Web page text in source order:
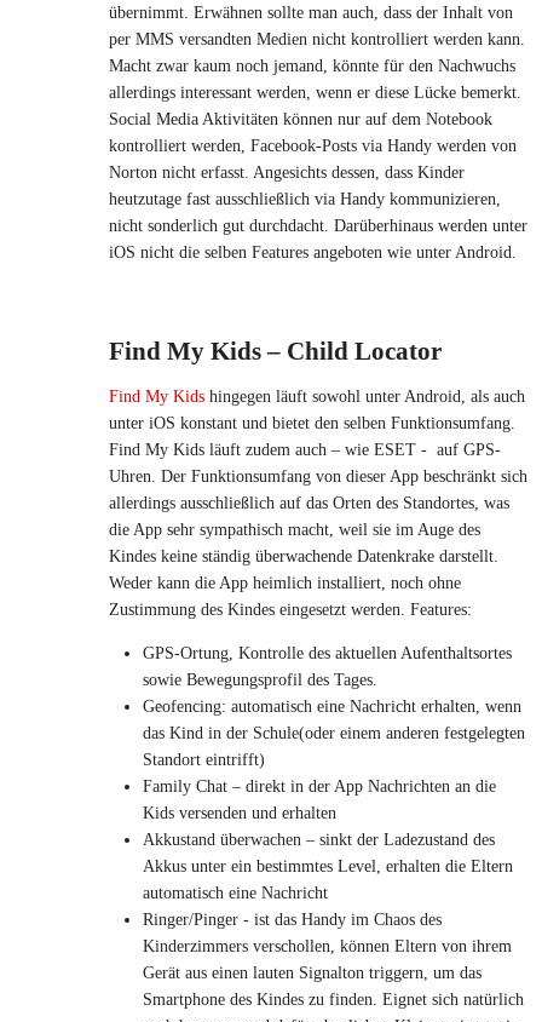
übernimmt. Erwähnen sollte man auch, dass der Inhalt von
per MMS versandten Medien nicht kontrolliert werden kann.
Macht zwar kaum noch jemand, könnte für den Nachwuchs
allerdings interessant werden, wenn er diese Lücke bemerkt.
Social Media Aktivitäten können nur auf dem Notebook
kontrolliert werden, Facebook-Posts via Handy werden von
Norton nicht erfasst. Angesichts dessen, dass Kinder
heutzutage fast ausschließlich via Handy kommunizieren,
nicht sonderlich gut durchdacht. Darüberhinaus werden unter
iOS nicht die selben Features angeboten wie unter Android.
Find My Kids – Child Locator
Find My Kids hingegen läuft sowohl unter Android, als auch
unter iOS konstant und bietet den selben Funktionsumfang.
Find My Kids läuft zudem auch – wie ESET - auf GPS-
Uhren. Der Funktionsumfang von dieser App beschränkt sich
allerdings ausschließlich auf das Orten des Standortes, was
die App sehr sympathisch macht, weil sie im Auge des
Kindes keine ständig überwachende Datenkrake darstellt.
Weder kann die App heimlich installiert, noch ohne
Zustimmung des Kindes eingesetzt werden. Features:
GPS-Ortung, Kontrolle des aktuellen Aufenthaltsortes
sowie Bewegungsprofil des Tages.
Geofencing: automatisch eine Nachricht erhalten, wenn
das Kind in der Schule(oder einem anderen festgelegten
Standort eintrifft)
Family Chat – direkt in der App Nachrichten an die
Kids versenden und erhalten
Akkustand überwachen – sinkt der Ladezustand des
Akkus unter ein bestimmtes Level, erhalten die Eltern
automatisch eine Nachricht
Ringer/Pinger - ist das Handy im Chaos des
Kinderzimmers verschollen, können Eltern von ihrem
Gerät aus einen lauten Signalton triggern, um das
Smartphone des Kindes zu finden. Eignet sich natürlich